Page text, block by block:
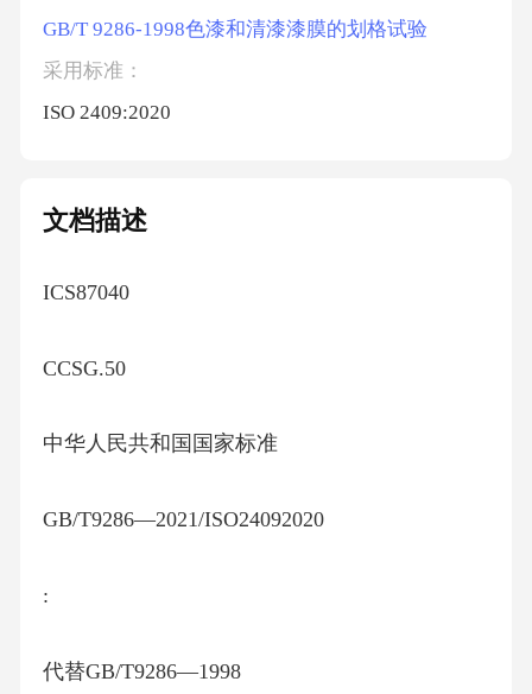
GB/T 9286-1998色漆和清漆漆膜的划格试验
采用标准：
ISO 2409:2020
文档描述
ICS87040
CCSG.50
中华人民共和国国家标准
GB/T9286—2021/ISO24092020
:
代替GB/T9286—1998